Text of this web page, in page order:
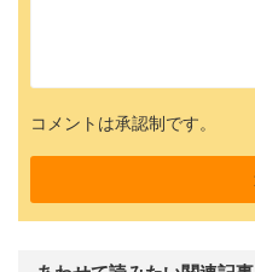
コメントは承認制です。